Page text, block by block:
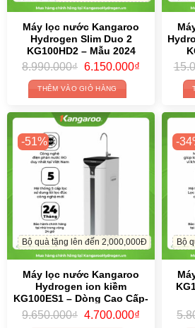
Máy lọc nước Kangaroo
Hydrogen Slim Duo 2
KG100HD2 – Mẫu 2024
8.990.000₫ Original
was:
8.990.000₫.
6.150.000₫Current
6.150.000₫.
THÊM VÀO GIỎ HÀNG
-51%
Bộ quà tặng lên đến 2,000,000Đ
Máy lọc nước Kangaroo
Hydrogen ion kiềm
KG100ES1 – Dòng Cao Cấp-
Bán Chạy
9.650.000₫ Original
4.700.000₫Current
-
Bộ